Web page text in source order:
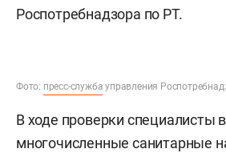
Роспотребнадзора по РТ.
Фото: пресс-служба управления
В ходе проверки специалисты
многочисленные санитарные